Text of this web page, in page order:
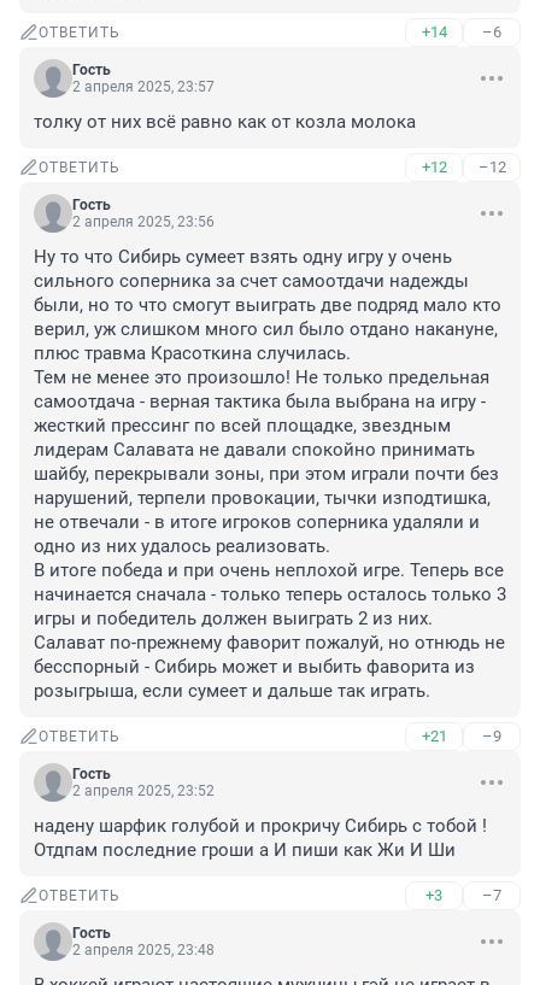
ОТВЕТИТЬ +14 –6
Гость
2 апреля 2025, 23:57
толку от них всё равно как от козла молока
ОТВЕТИТЬ +12 –12
Гость
2 апреля 2025, 23:56
Ну то что Сибирь сумеет взять одну игру у очень
сильного соперника за счет самоотдачи надежды
были, но то что смогут выиграть две подряд мало кто
верил, уж слишком много сил было отдано накануне,
плюс травма Красоткина случилась.
Тем не менее это произошло! Не только предельная
самоотдача - верная тактика была выбрана на игру -
жесткий прессинг по всей площадке, звездным
лидерам Салавата не давали спокойно принимать
шайбу, перекрывали зоны, при этом играли почти без
нарушений, терпели провокации, тычки изподтишка,
не отвечали - в итоге игроков соперника удаляли и
одно из них удалось реализовать.
В итоге победа и при очень неплохой игре. Теперь все
начинается сначала - только теперь осталось только 3
игры и победитель должен выиграть 2 из них.
Салават по-прежнему фаворит пожалуй, но отнюдь не
бесспорный - Сибирь может и выбить фаворита из
розыгрыша, если сумеет и дальше так играть.
ОТВЕТИТЬ +21 –9
Гость
2 апреля 2025, 23:52
надену шарфик голубой и прокричу Сибирь с тобой !
Отдпам последние гроши а И пиши как Жи И Ши
ОТВЕТИТЬ +3 –7
Гость
2 апреля 2025, 23:48